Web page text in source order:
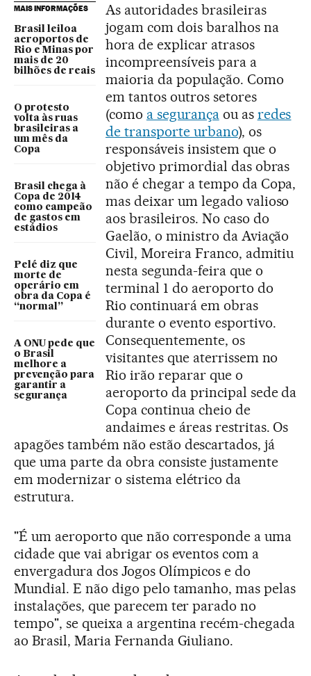
MAIS INFORMAÇÕES
Brasil leiloa
aeroportos de
Rio e Minas por
mais de 20
bilhões de reais
O protesto
volta às ruas
brasileiras a
um mês da
Copa
Brasil chega à
Copa de 2014
como campeão
de gastos em
estádios
Pelé diz que
morte de
operário em
obra da Copa é
“normal”
A ONU pede que
o Brasil
melhore a
prevenção para
garantir a
segurança
As autoridades brasileiras
jogam com dois baralhos na
hora de explicar atrasos
incompreensíveis para a
maioria da população. Como
em tantos outros setores
(como a segurançaou as redes
de transporte urbano), os
responsáveis insistem que o
objetivo primordial das obras
não é chegar a tempo da Copa,
mas deixar um legado valioso
aos brasileiros. No caso do
Gaelão, o ministro da Aviação
Civil, Moreira Franco, admitiu
nesta segunda-feira que o
terminal 1 do aeroporto do
Rio continuará em obras
durante o evento esportivo.
Consequentemente, os
visitantes que aterrissem no
Rio irão reparar que o
aeroporto da principal sede da
Copa continua cheio de
andaimes e áreas restritas. Os
apagões também não estão descartados, já
que uma parte da obra consiste justamente
em modernizar o sistema elétrico da
estrutura.
"É um aeroporto que não corresponde a uma
cidade que vai abrigar os eventos com a
envergadura dos Jogos Olímpicos e do
Mundial. E não digo pelo tamanho, mas pelas
instalações, que parecem ter parado no
tempo", se queixa a argentina recém-chegada
ao Brasil, Maria Fernanda Giuliano.